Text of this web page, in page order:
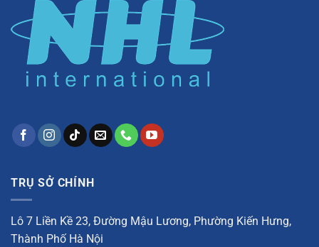
TRỤ SỞ CHÍNH
Lô 7 Liền Kề 23, Đường Mậu Lương, Phường Kiến Hưng,
Thành Phố Hà Nội